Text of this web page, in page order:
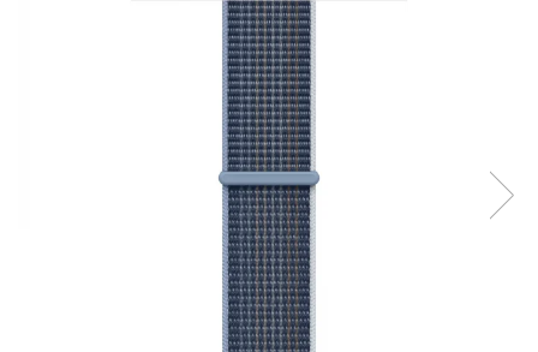
Sisteme Desktop & Monitoare